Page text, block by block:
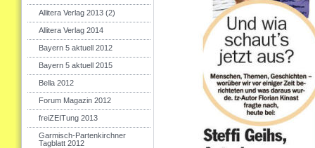
Allitera Verlag 2013 (2)
Allitera Verlag 2014
Bayern 5 aktuell 2012
Bayern 5 aktuell 2015
Bella 2012
Forum Magazin 2012
freiZEITung 2013
Garmisch-Partenkirchner
Tagblatt 2012